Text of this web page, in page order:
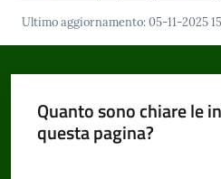
Ultimo aggiornamento:05-11-2025
Quanto sono chiare le
questa pagina?